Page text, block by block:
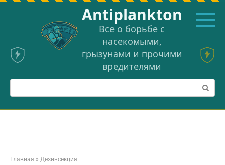
Перейти
Аntiplankton
Все о борьбе с
насекомыми,
грызунами и прочими
вредителями
Поиск:
Главная » Дезинсекция